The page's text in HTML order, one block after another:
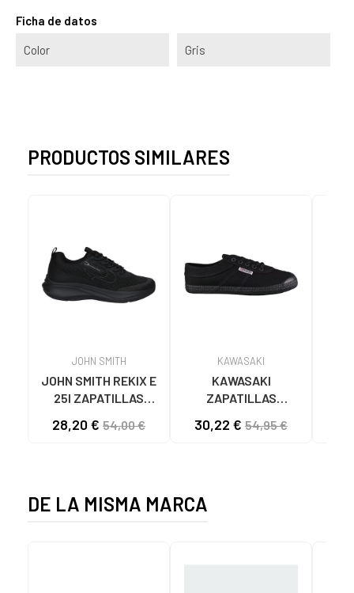
Ficha de datos
Color Gris
PRODUCTOS SIMILARES
JOHN SMITH
JOHN SMITH REKIX E
25I ZAPATILLAS
NEGRO NEGRO
28,20 € 54,00 €
KAWASAKI
KAWASAKI
ZAPATILLAS
CANVAS K192495
30,22 € 54,95 €
DE LA MISMA MARCA